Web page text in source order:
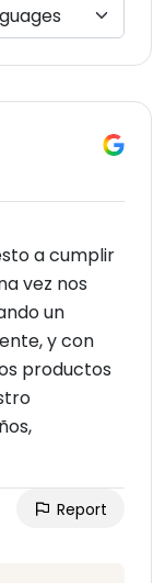
a cumplir
vez nos
un
y con
productos
Report